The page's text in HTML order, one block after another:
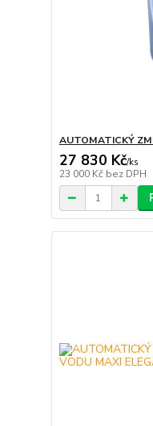
AUTOMATICKÝ
27 830 Kč/ks
23 000 Kč bez DPH